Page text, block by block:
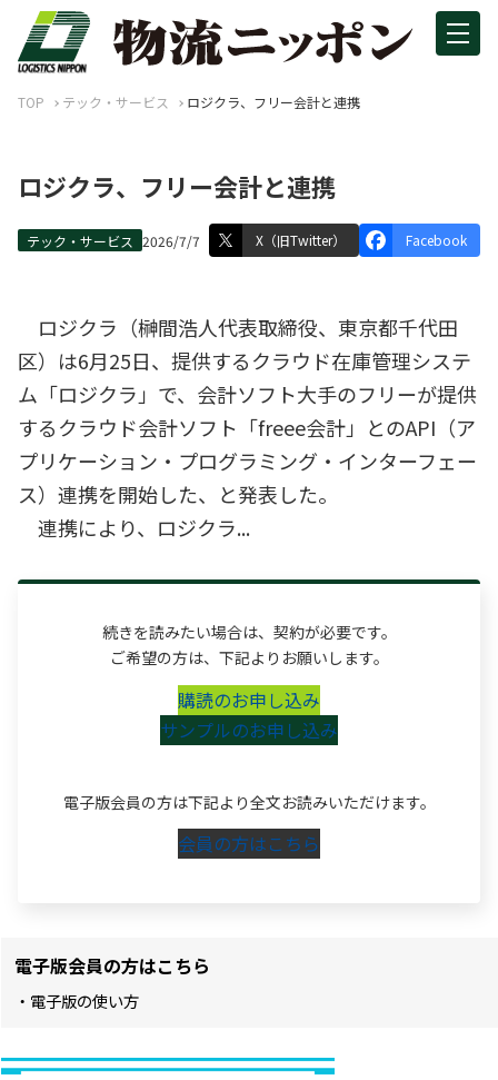
TOP テック・サービス ロジクラ、フリー会計と連携
ロジクラ、フリー会計と連携
テック・サービス 2026/7/7 X（旧Twitter） Facebook
ロジクラ（榊間浩人代表取締役、東京都千代田
区）は6月25日、提供するクラウド在庫管理システ
ム「ロジクラ」で、会計ソフト大手のフリーが提供
するクラウド会計ソフト「freee会計」とのAPI（ア
プリケーション・プログラミング・インターフェー
ス）連携を開始した、と発表した。
連携により、ロジクラ...
続きを読みたい場合は、契約が必要です。
ご希望の方は、下記よりお願いします。
購読のお申し込み
サンプルのお申し込み
電子版会員の方は下記より全文お読みいただけます。
会員の方はこちら
電子版会員の方はこちら
・電子版の使い方